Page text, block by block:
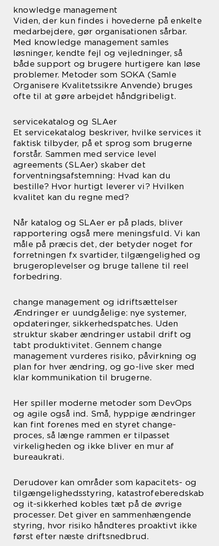
knowledge management
Viden, der kun findes i hovederne på enkelte
medarbejdere, gør organisationen sårbar.
Med knowledge management samles
løsninger, kendte fejl og vejledninger, så
både support og brugere hurtigere kan løse
problemer. Metoder som SOKA (Samle
Organisere Kvalitetssikre Anvende) bruges
ofte til at gøre arbejdet håndgribeligt.
servicekatalog og SLAer
Et servicekatalog beskriver, hvilke services it
faktisk tilbyder, på et sprog som brugerne
forstår. Sammen med service level
agreements (SLAer) skaber det
forventningsafstemning: Hvad kan du
bestille? Hvor hurtigt leverer vi? Hvilken
kvalitet kan du regne med?
Når katalog og SLAer er på plads, bliver
rapportering også mere meningsfuld. Vi kan
måle på præcis det, der betyder noget for
forretningen fx svartider, tilgængelighed og
brugeroplevelser og bruge tallene til reel
forbedring.
change management og idriftsættelser
Ændringer er uundgåelige: nye systemer,
opdateringer, sikkerhedspatches. Uden
struktur skaber ændringer ustabil drift og
tabt produktivitet. Gennem change
management vurderes risiko, påvirkning og
plan for hver ændring, og go-live sker med
klar kommunikation til brugerne.
Her spiller moderne metoder som DevOps
og agile også ind. Små, hyppige ændringer
kan fint forenes med en styret change-
proces, så længe rammen er tilpasset
virkeligheden og ikke bliver en mur af
bureaukrati.
Derudover kan områder som kapacitets- og
tilgængelighedsstyring, katastrofeberedskab
og it-sikkerhed kobles tæt på de øvrige
processer. Det giver en sammenhængende
styring, hvor risiko håndteres proaktivt ikke
først efter næste driftsnedbrud.